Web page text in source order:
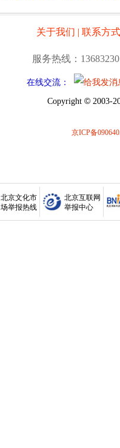
关于我们 | 联系方式
服务热线：
在线交流：
Copyright © 2003-
京ICP备
北京文化市
场举报热线
北京互联网
举报中心